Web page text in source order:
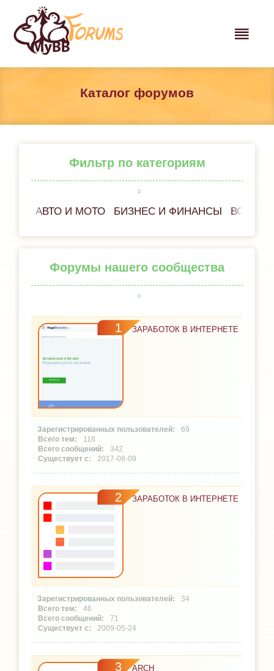
Каталог форумов
Фильтр по категориям
АВТО И МОТО БИЗНЕС И ФИНАНСЫ ВСЁ
Форумы нашего сообщества
1 ЗАРАБОТОК В ИНТЕРНЕТЕ
69
118
342
2017-08-09
2 ЗАРАБОТОК В ИНТЕРНЕТЕ
34
46
71
2009-05-24
3 ARCH